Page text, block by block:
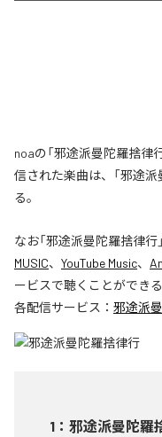
noaの「邪途派曼陀羅捨律
信された楽曲は、「邪途
る。
なお「邪途派曼陀羅捨律行
MUSIC、 YouTube Music、
ービスで聴くことができる
各配信サービス： 邪途派
1 ： 邪途派曼陀羅